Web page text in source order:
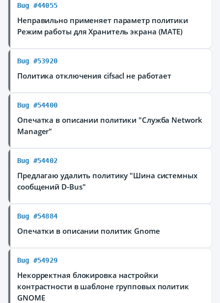
Bug #44055
Неправильно применяет параметр политики
Режим работы для Хранитель экрана (MATE)
Bug #53920
Политика отключения cifsacl не работает
Bug #54400
Опечатка в описании политики "Служба Network
Manager"
Bug #54402
Предлагаю удалить политику "Шина системных
сообщений D-Bus"
Bug #54884
Опечатки в описании политик Gnome
Bug #54929
Некорректная блокировка настройки
контрастности в шаблоне групповых политик
GNOME